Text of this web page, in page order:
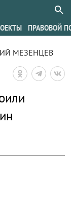
ПРАВОВОЙ
МЕЗЕНЦЕВ